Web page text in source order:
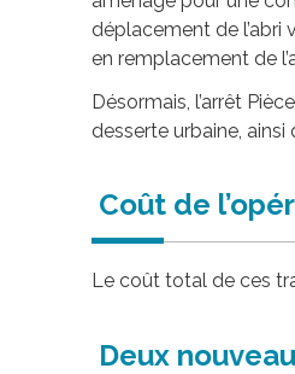
déplacement de l’abri
en remplacement de
Désormais, l’arrêt
desserte urbaine,
Coût de
Le coût total de ces
Deux